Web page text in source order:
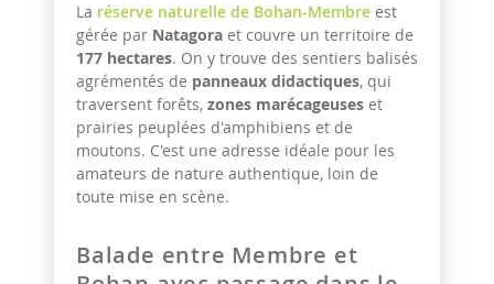
La réserve naturelle de Bohan-Membre est
gérée par Natagora et couvre un territoire de
177 hectares. On y trouve des sentiers balisés
agrémentés de panneaux didactiques, qui
traversent forêts, zones marécageuses et
prairies peuplées d'amphibiens et de
moutons. C'est une adresse idéale pour les
amateurs de nature authentique, loin de
toute mise en scène.
Balade entre Membre et